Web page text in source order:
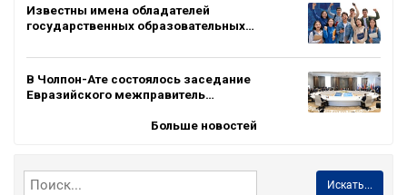
Известны имена обладателей
государственных образовательных…
В Чолпон-Ате состоялось заседание
Евразийского межправитель…
Больше новостей
Искать...